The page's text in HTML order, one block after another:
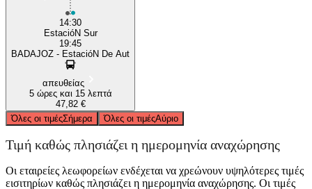
14:30
EstacióN Sur
19:45
BADAJOZ - EstacióN De Aut
απευθείας
5 ώρες και 15 λεπτά
47,82 €
Όλες οι τιμέςΣήμερα Όλες οι τιμέςΑύριο
Τιμή καθώς πλησιάζει η ημερομηνία αναχώρησης
Οι εταιρείες λεωφορείων ενδέχεται να χρεώνουν υψηλότερες τιμές
εισιτηρίων καθώς πλησιάζει η ημερομηνία αναχώρησης. Οι τιμές